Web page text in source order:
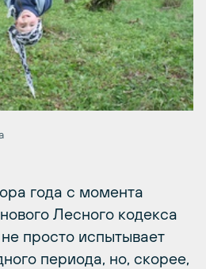
года с момента
Лесного кодекса
просто испытывает
периода, но, скорее,